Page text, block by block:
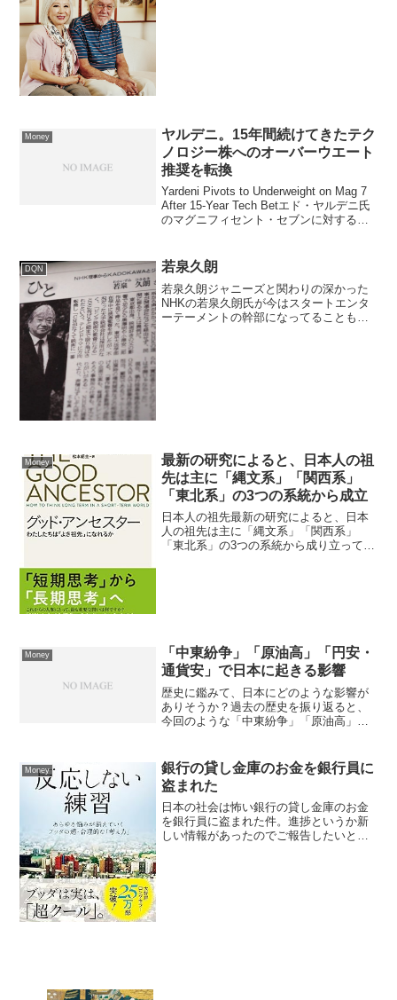
Money
ヤルデニ。15年間続けてきたテク
ノロジー株へのオーバーウエート
推奨を転換
Yardeni Pivots to Underweight on Mag 7
After 15-Year Tech Betエド・ヤルデニ氏
のマグニフィセント・セブンに対する投
DQN 若泉久朗
若泉久朗ジャニーズと関わりの深かった
NHKの若泉久朗氏が今はスタートエンタ
ーテーメントの幹部になってることも報
Money
最新の研究によると、日本人の祖
先は主に「縄文系」「関西系」
「東北系」の3つの系統から成立
日本人の祖先最新の研究によると、日本
人の祖先は主に「縄文系」「関西系」
「東北系」の3つの系統から成り立ってい
Money
「中東紛争」「原油高」「円安・
通貨安」で日本に起きる影響
歴史に鑑みて、日本にどのような影響が
ありそうか？過去の歴史を振り返ると、
今回のような「中東紛争」「原油高」
す可能性があります。特に1970年代のオ
イルショックと、199...
Money
銀行の貸し金庫のお金を銀行員に
盗まれた
日本の社会は怖い銀行の貸し金庫のお金
を銀行員に盗まれた件。進捗というか新
しい情報があったのでご報告したいと思